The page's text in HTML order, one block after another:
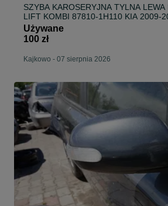
SZYBA KAROSERYJNA TYLNA
LIFT KOMBI 87810-1H110 KIA 2009-
Używane
100 zł
Kajkowo - 07 sierpnia 2026